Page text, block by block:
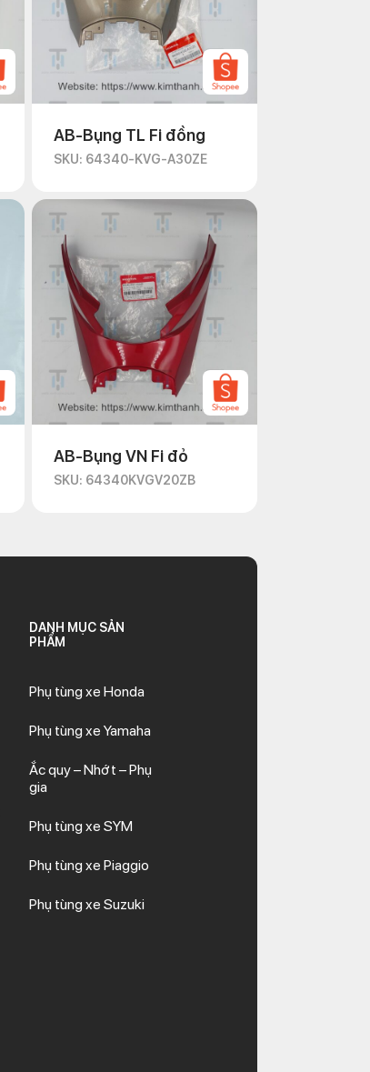
AB-Bụng TL Fi đồng
SKU: 64340-KVG-A30ZE
AB-Bụng VN Fi đỏ
SKU: 64340KVGV20ZB
DANH MỤC SẢN
PHẨM
Phụ tùng xe Honda
Phụ tùng xe Yamaha
Ắc quy – Nhớt – Phụ
gia
Phụ tùng xe SYM
Phụ tùng xe Piaggio
Phụ tùng xe Suzuki